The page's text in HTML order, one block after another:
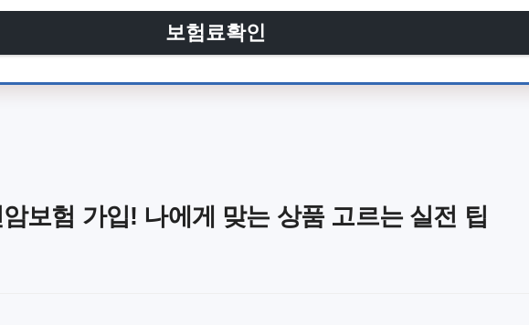
보험료확인
보험 가입! 나에게 맞는 상품 고르는 실전 팁